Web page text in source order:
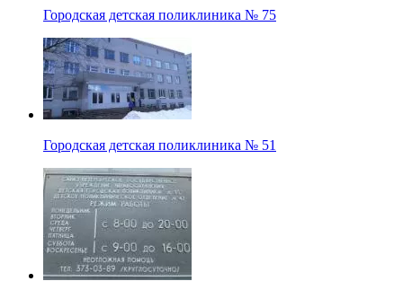
Городская детская поликлиника № 75
Городская детская поликлиника № 51